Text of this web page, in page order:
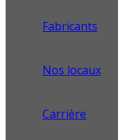
Fabricants
Nos locaux
Carrière